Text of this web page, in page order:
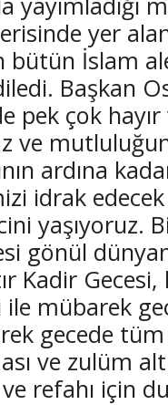
yer
bütün İslam
Başkan
pek çok
ve
ardına kadar
idrak
yaşıyoruz.
gönül
Kadir
ile mübarek
gecede
ve zulüm
refahı için
(21 Mart - 20
Koç